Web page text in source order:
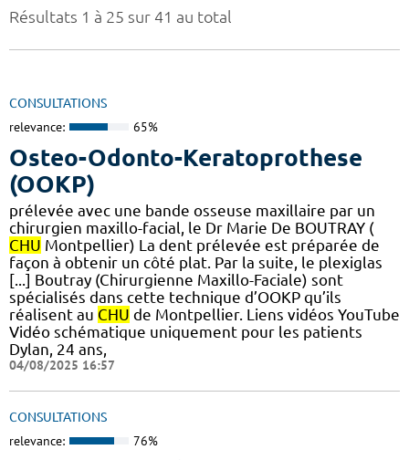
Résultats 1 à 25 sur 41 au total
CONSULTATIONS
relevance: 65%
Osteo-Odonto-Keratoprothese
(OOKP)
prélevée avec une bande osseuse maxillaire par un
chirurgien maxillo-facial, le Dr Marie De BOUTRAY (
CHU Montpellier) La dent prélevée est préparée de
façon à obtenir un côté plat. Par la suite, le plexiglas
[...] Boutray (Chirurgienne Maxillo-Faciale) sont
spécialisés dans cette technique d’OOKP qu’ils
réalisent au CHU de Montpellier. Liens vidéos YouTube
Vidéo schématique uniquement pour les patients
Dylan, 24 ans,
04/08/2025 16:57
CONSULTATIONS
relevance: 76%